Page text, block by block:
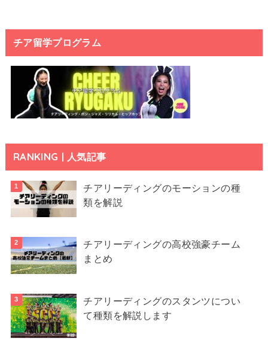
チア留学プログラム
RANKING | 人気記事
チアリーディングのモーションの種
類を解説
チアリーディングの高校強豪チーム
まとめ
チアリーディングのスタンツについ
て種類を解説します